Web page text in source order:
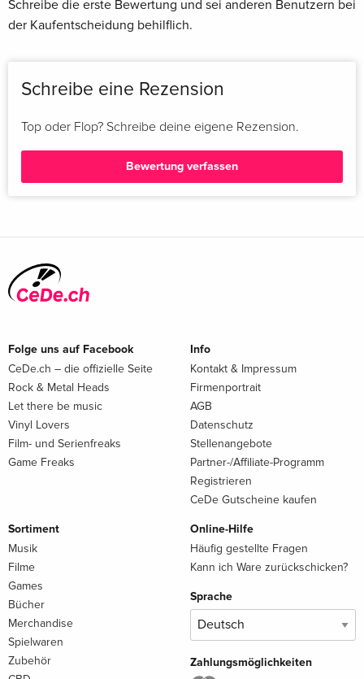
Schreibe die erste Bewertung und sei anderen Benutzern bei
der Kaufentscheidung behilflich.
Schreibe eine Rezension
Top oder Flop? Schreibe deine eigene Rezension.
Bewertung verfassen
Folge uns auf Facebook
CeDe.ch – die offizielle Seite
Rock & Metal Heads
Let there be music
Vinyl Lovers
Film- und Serienfreaks
Game Freaks
Info
Kontakt & Impressum
Firmenportrait
AGB
Datenschutz
Stellenangebote
Partner-/Affiliate-Programm
Registrieren
CeDe Gutscheine kaufen
Sortiment
Musik
Filme
Games
Bücher
Merchandise
Spielwaren
Zubehör
Online-Hilfe
Häufig gestellte Fragen
Kann ich Ware zurückschicken?
Sprache
Zahlungsmöglichkeiten